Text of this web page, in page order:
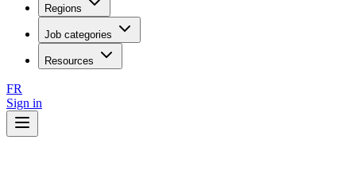
Regions
Job categories
Resources
FR
Sign in